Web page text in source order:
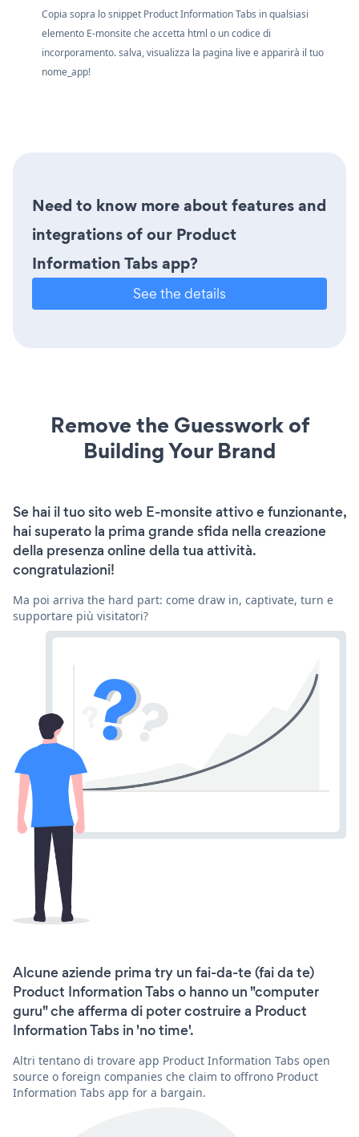
Copia sopra lo snippet Product Information Tabs in qualsiasi
elemento E-monsite che accetta html o un codice di
incorporamento. salva, visualizza la pagina live e apparirà il tuo
nome_app!
Need to know more about features and
integrations of our Product
Information Tabs app?
See the details
Remove the Guesswork of
Building Your Brand
Se hai il tuo sito web E-monsite attivo e funzionante,
hai superato la prima grande sfida nella creazione
della presenza online della tua attività.
congratulazioni!
Ma poi arriva the hard part: come draw in, captivate, turn e
supportare più visitatori?
Alcune aziende prima try un fai-da-te (fai da te)
Product Information Tabs o hanno un "computer
guru" che afferma di poter costruire a Product
Information Tabs in 'no time'.
Altri tentano di trovare app Product Information Tabs open
source o foreign companies che claim to offrono Product
Information Tabs app for a bargain.